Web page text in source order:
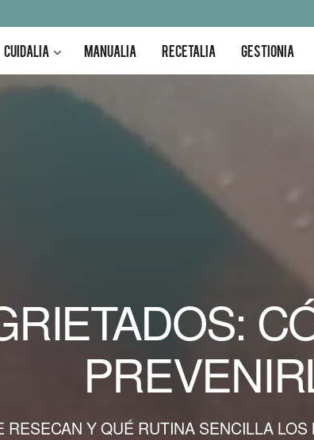
CUIDALIA MANUALIA RECETALIA GESTIONIA
RESECAN Y QUÉ RUTINA SENCILLA